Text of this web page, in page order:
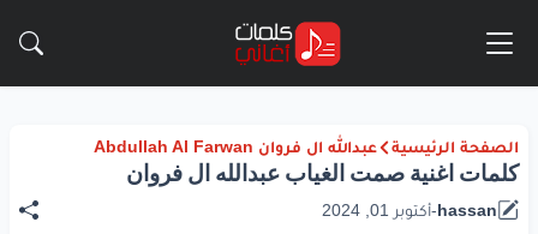
الصفحة الرئيسية عبدالله ال فروان Abdullah Al Farwan
كلمات اغنية صمت الغياب عبدالله ال فروان
hassan
-أكتوبر 01, 2024